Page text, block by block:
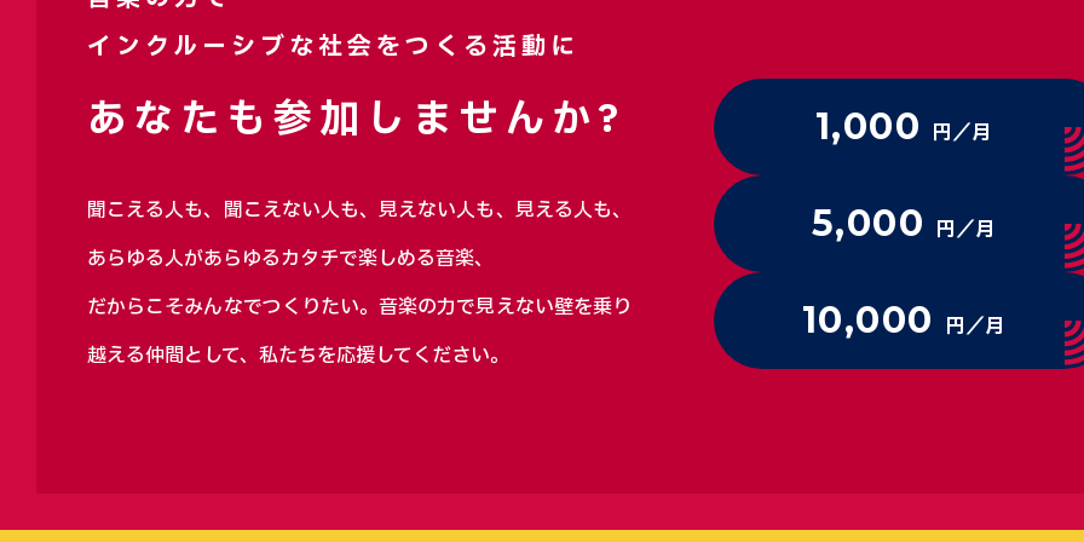
インクルーシブな社会をつくる活動に
あなたも参加しませんか?
聞こえる人も、聞こえない人も、見えない人も、見える人も、
あらゆる人があらゆるカタチで楽しめる音楽、
だからこそみんなでつくりたい。音楽の力で見えない壁を乗り
越える仲間として、私たちを応援してください。
1,000 円／月
5,000 円／月
10,000 円／月